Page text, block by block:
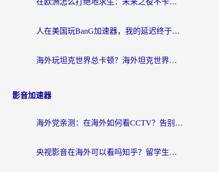
在欧洲怎么打绝地求生：未来之役不卡？留学生亲测的加速器避坑指南
人在美国玩BanG加速器，我的延迟终于绿了
海外玩坦克世界总卡顿？海外坦克世界加速器有哪些？实测好用的选择在这里
影音加速器
海外党亲测：在海外如何看CCTV？告别“仅限大陆播放”的实用指南
央视影音在海外可以看吗知乎？留学生亲测：3步解决地域限制+追剧自由